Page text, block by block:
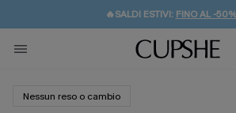
🔥SALDI ESTIVI: FINO AL -50%
🚚SPEDIZIONE GRATUITA DA
💌REGALO PER I NUOVI: 20% DI
Nessun reso o cambio